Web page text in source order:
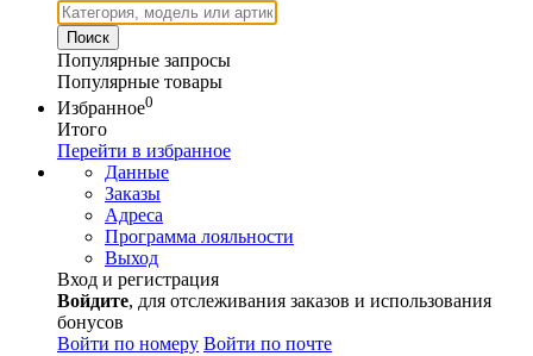
Популярные запросы
Популярные товары
Избранное0
Итого
Перейти в избранное
Данные
Заказы
Адреса
Программа лояльности
Выход
Вход и регистрация
Войдите, для отслеживания заказов и использования
бонусов
Войти по номеру Войти по почте